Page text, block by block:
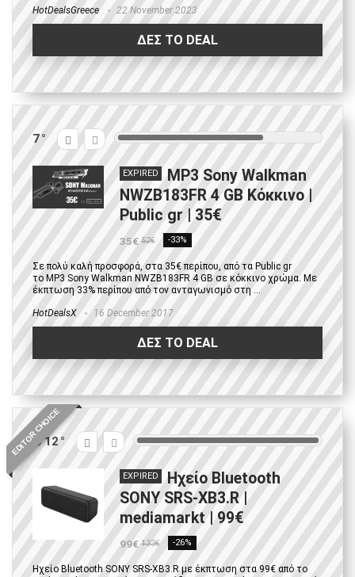
HotDealsGreece 22 November 2023
ΔΕΣ ΤΟ DEAL
7
EXPIRED
MP3 Sony Walkman
NWZB183FR 4 GB Κόκκινο |
Public gr | 35€
35€ 52€ -33%
Σε πολύ καλή προσφορά, στα 35€ περίπου, από τα Public gr
το MP3 Sony Walkman NWZB183FR 4 GB σε κόκκινο χρώμα. Με
έκπτωση 33% περίπου από τον ανταγωνισμό στη ...
HotDealsX 16 December 2017
ΔΕΣ ΤΟ DEAL
EDITOR CHOICE
12
EXPIRED
Ηχείο Bluetooth
SONY SRS-XB3.R |
mediamarkt | 99€
99€ 133€ -26%
Ηχείο Bluetooth SONY SRS-XB3.R με έκπτωση στα 99€ από το